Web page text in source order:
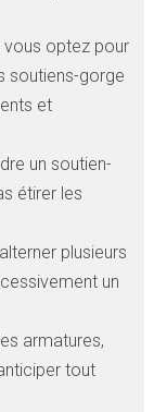
vous optez pour
soutiens-gorge
et
un soutien-
étirer les
plusieurs
un
armatures,
tout